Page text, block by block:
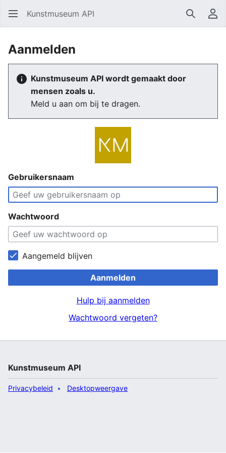
Kunstmuseum API Zoeken
Aanmelden
Kunstmuseum API wordt gemaakt door
mensen zoals u.
Meld u aan om bij te dragen.
Gebruikersnaam
Wachtwoord
Aangemeld blijven
Aanmelden
Hulp bij aanmelden
Wachtwoord vergeten?
Kunstmuseum API
Privacybeleid Desktopweergave